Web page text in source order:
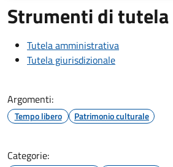
Strumenti di tutela
Tutela amministrativa
Tutela giurisdizionale
Argomenti:
Tempo libero Patrimonio culturale
Categorie: